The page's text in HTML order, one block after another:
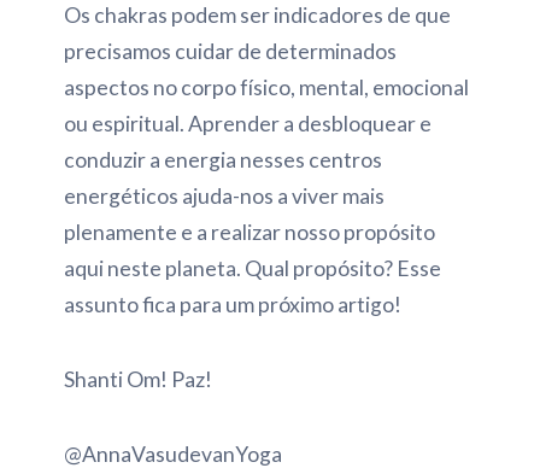
Os chakras podem ser indicadores de que
precisamos cuidar de determinados
aspectos no corpo físico, mental, emocional
ou espiritual. Aprender a desbloquear e
conduzir a energia nesses centros
energéticos ajuda-nos a viver mais
plenamente e a realizar nosso propósito
aqui neste planeta. Qual propósito? Esse
assunto fica para um próximo artigo!
Shanti Om! Paz!
@AnnaVasudevanYoga